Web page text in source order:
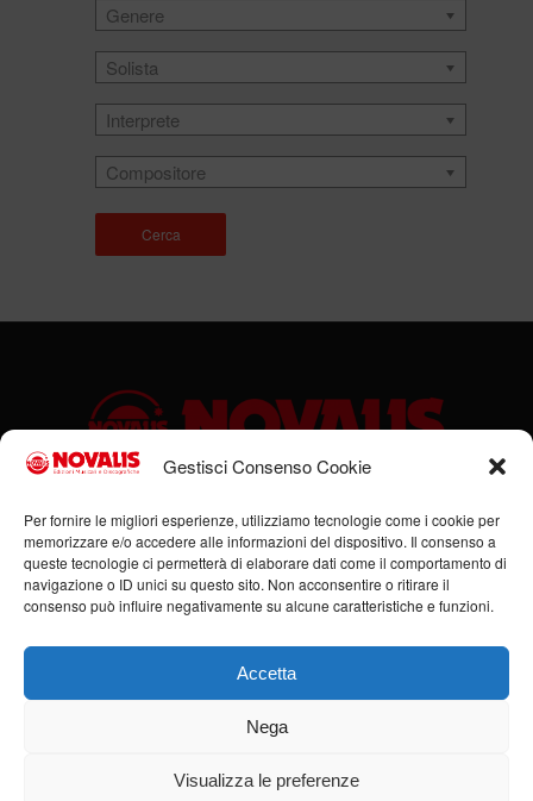
Gestisci Consenso Cookie
Per fornire le migliori esperienze, utilizziamo tecnologie come i cookie per
memorizzare e/o accedere alle informazioni del dispositivo. Il consenso a
queste tecnologie ci permetterà di elaborare dati come il comportamento di
navigazione o ID unici su questo sito. Non acconsentire o ritirare il
consenso può influire negativamente su alcune caratteristiche e funzioni.
Accetta
Nega
Visualizza le preferenze
Genere
Solista
Interprete
Compositore
Cerca
Sede legale: Via Cassino, 1 – 47923 Rimini (RN) – Ufficio:
Via Flaminia, 185/B – 47923 Rimini (RN) – P.IVA:
00951980408
Tel. +39 0541 684352 – Cell +39 336 378555 –
© Copyright - Novalis Music 2019-2026 - Tutti i diritti riservati -